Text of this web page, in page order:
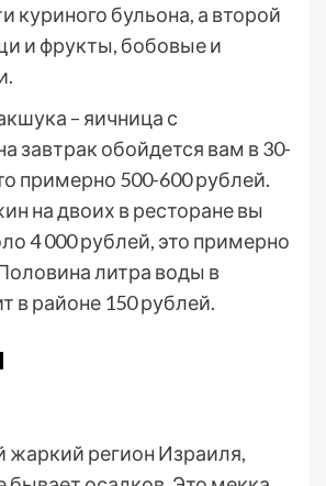
куриного бульона, а второй
и фрукты, бобовые и
– яичница с
завтрак обойдется вам в 30-
примерно 500-600 рублей.
на двоих в ресторане вы
4 000 рублей, это примерно
литра воды в
в районе 150 рублей.
жаркий регион Израиля,